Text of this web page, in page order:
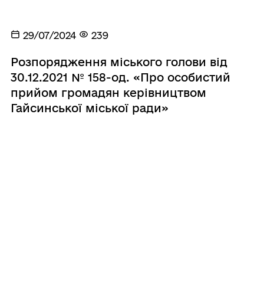
29/07/2024 239
Розпорядження міського голови від
30.12.2021 № 158-од. «Про особистий
прийом громадян керівництвом
Гайсинської міської ради»